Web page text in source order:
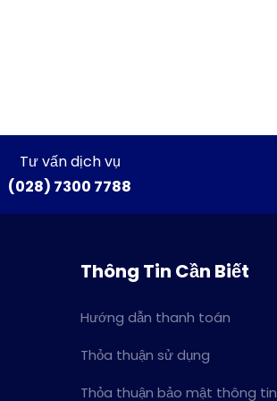
Tư vấn dịch vụ
(028) 7300 7788
Thông Tin Cần Biết
Hướng dẫn thanh toán
Thỏa thuận sử dụng
Thỏa thuận bảo mật thông tin